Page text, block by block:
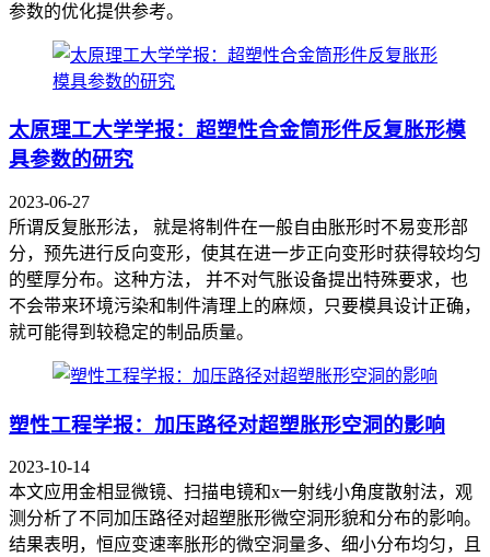
参数的优化提供参考。
太原理工大学学报：超塑性合金筒形件反复胀形模
具参数的研究
2023-06-27
所谓反复胀形法， 就是将制件在一般自由胀形时不易变形部
分，预先进行反向变形，使其在进一步正向变形时获得较均匀
的壁厚分布。这种方法， 并不对气胀设备提出特殊要求，也
不会带来环境污染和制件清理上的麻烦，只要模具设计正确，
就可能得到较稳定的制品质量。
塑性工程学报：加压路径对超塑胀形空洞的影响
2023-10-14
本文应用金相显微镜、扫描电镜和x一射线小角度散射法，观
测分析了不同加压路径对超塑胀形微空洞形貌和分布的影响。
结果表明，恒应变速率胀形的微空洞量多、细小分布均匀，且